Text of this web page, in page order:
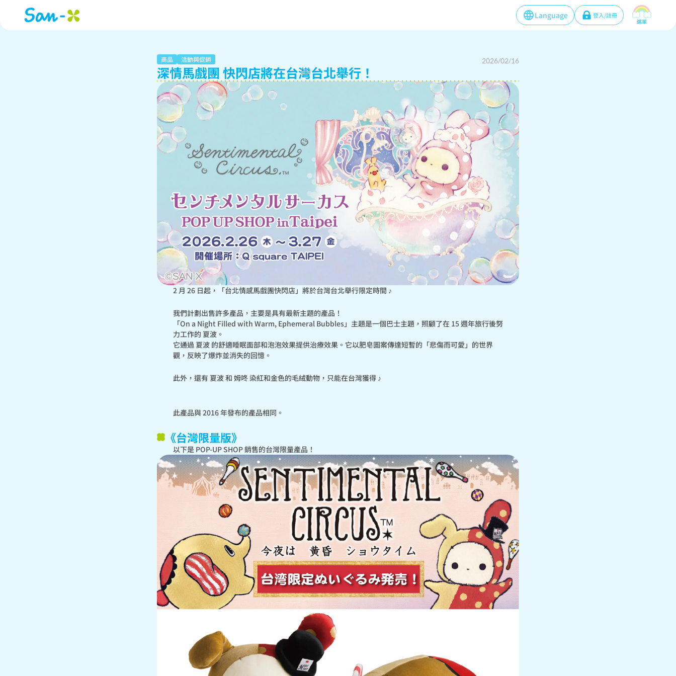
Language 登入/註冊
選單
商品 活動與促銷 2026/02/16
深情馬戲團 快閃店將在台灣台北舉行！
2 月 26 日起，「台北情感馬戲團快閃店」將於台灣台北舉行限定時間 ♪
我們計劃出售許多產品，主要是具有最新主題的產品！
「On a Night Filled with Warm, Ephemeral Bubbles」主題是一個巴士主題，照顧了在 15 週年旅行後努
力工作的 夏波。
它通過 夏波 的舒適睡眠面部和泡泡效果提供治療效果。它以肥皂圖案傳達短暫的「悲傷而可愛」的世界
觀，反映了爆炸並消失的回憶。
此外，還有 夏波 和 姆咚 染紅和金色的毛絨動物，只能在台灣獲得 ♪
此產品與 2016 年發布的產品相同。
《台灣限量版》
以下是 POP-UP SHOP 銷售的台灣限量產品！